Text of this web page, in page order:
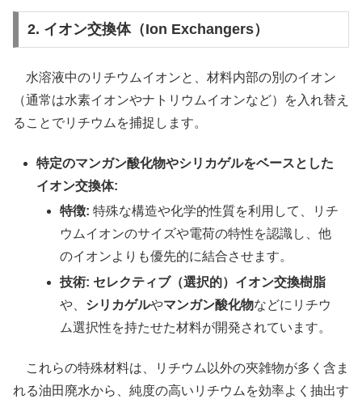
2. イオン交換体（Ion Exchangers）
水溶液中のリチウムイオンと、材料内部の別のイオン
（通常は水素イオンやナトリウムイオンなど）を入れ替え
ることでリチウムを捕捉します。
特定のマンガン酸化物やシリカゲルをベースとした
イオン交換体:
特徴: 特殊な構造や化学的性質を利用して、リチ
ウムイオンのサイズや電荷の特性を認識し、他
のイオンよりも優先的に結合させます。
技術: セレクティブ（選択的）イオン交換樹脂
や、 シリカゲルやマンガン酸化物などにリチウ
ム選択性を持たせた材料が開発されています。
これらの特殊材料は、リチウム以外の夾雑物が多く含ま
れる油田廃水から、純度の高いリチウムを効率よく抽出す